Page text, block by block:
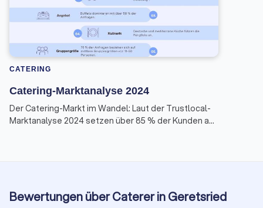
CATERING
Catering-Marktanalyse 2024
Der Catering-Markt im Wandel: Laut der Trustlocal-
Marktanalyse 2024 setzen über 85 % der Kunden auf
Bewertungen über Caterer in Geretsried